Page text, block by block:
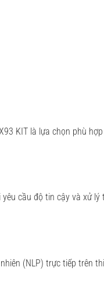
KIT là lựa chọn phù hợp
cầu độ tin cậy và xử lý
(NLP) trực tiếp trên